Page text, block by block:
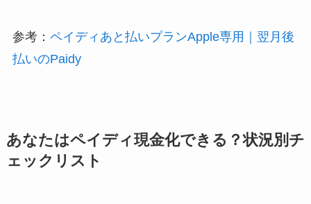
参考： ペイディあと払いプランApple専用｜翌月後
払いのPaidy
あなたはペイディ現金化できる？状況別チ
ェックリスト